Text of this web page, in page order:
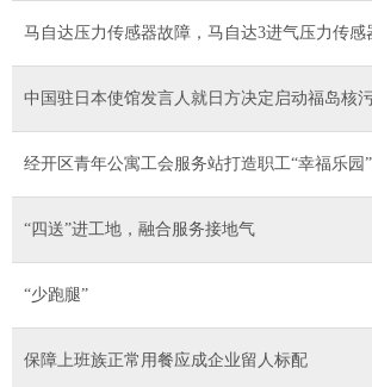
马自达压力传感器故障，马自达3进气压力传感
中国驻日本使馆发言人就日方决定启动福岛核
经开区青年公寓工会服务站打造职工“幸福乐园”
“四送”进工地，融合服务接地气
“少跑腿”
保障上班族正常用餐应成企业留人标配